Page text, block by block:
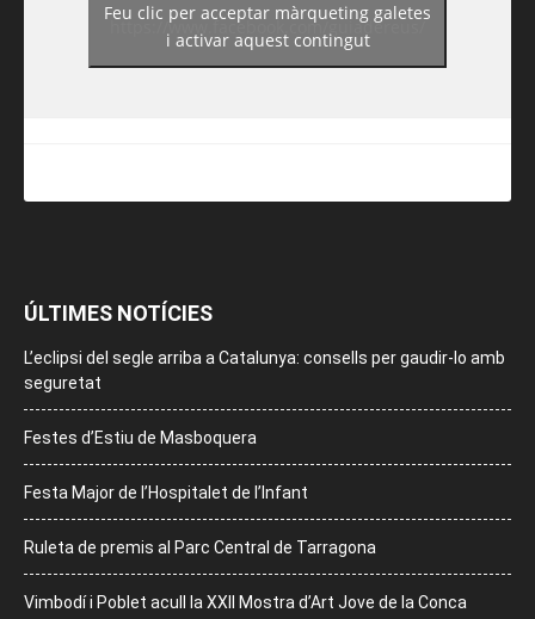
https://www.facebook.com/guiadereus/
Feu clic per acceptar màrqueting galetes
i activar aquest contingut
ÚLTIMES NOTÍCIES
L’eclipsi del segle arriba a Catalunya: consells per gaudir-lo amb
seguretat
Festes d’Estiu de Masboquera
Festa Major de l’Hospitalet de l’Infant
Ruleta de premis al Parc Central de Tarragona
Vimbodí i Poblet acull la XXII Mostra d’Art Jove de la Conca